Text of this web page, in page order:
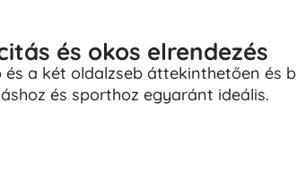
és okos elrendezés
a két oldalzseb áttekinthetően és
és sporthoz egyaránt ideális.